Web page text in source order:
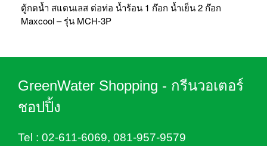
ตู้กดน้ำ สแตนเลส ต่อท่อ น้ำร้อน 1 ก๊อก น้ำเย็น 2 ก๊อก
Maxcool – รุ่น MCH-3P
GreenWater Shopping - กรีนวอเตอร์
ชอปปิ้ง
Tel : 02-611-6069, 081-957-9579